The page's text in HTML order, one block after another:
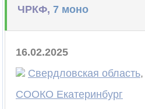
ЧРКФ, 7 моно
16.02.2025
Свердловская область,
СООКО Екатеринбург